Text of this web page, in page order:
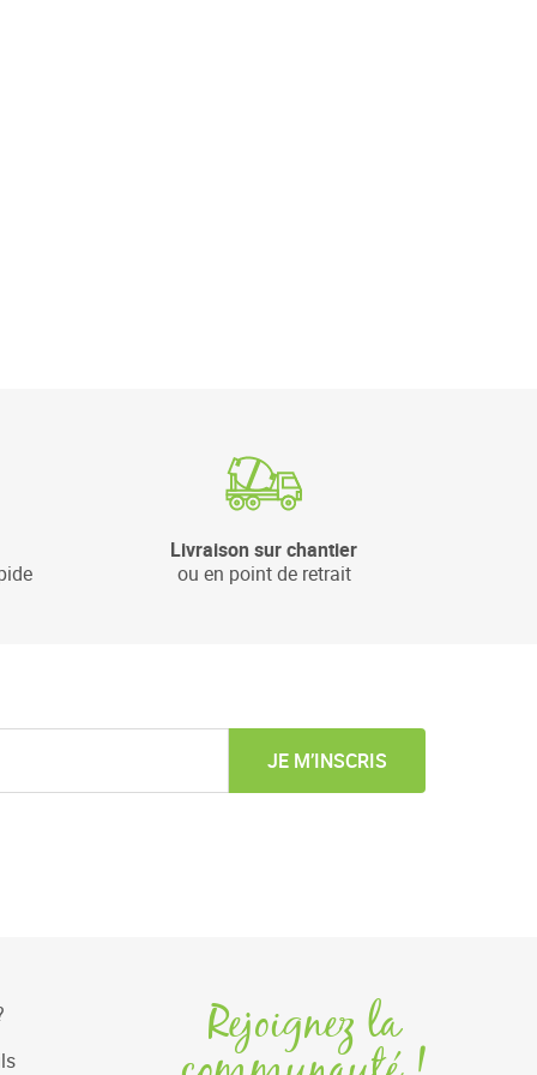
Livraison sur chantier
ou en point de retrait
JE M’INSCRIS
Rejoignez la